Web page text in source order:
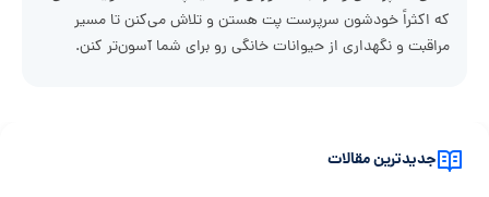
که اکثراً خودشون سرپرست پت هستن و تلاش می‌کنن تا مسیر
مراقبت و نگهداری از حیوانات خانگی رو برای شما آسون‌تر کنن.
جدیدترین مقالات